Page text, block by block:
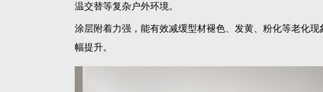
温交替等复杂户外环境。
涂层附着力强，能有效减缓型材褪色、发黄、粉化等老化
幅提升。